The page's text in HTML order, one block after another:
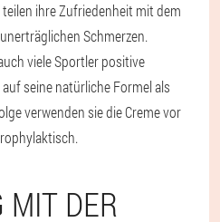
ihre Zufriedenheit mit dem
Schmerzen.
viele Sportler positive
seine natürliche Formel als
verwenden sie die Creme vor
MIT DER